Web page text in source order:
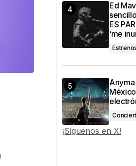
Ed
ES
‘me
¡Síguenos en X!